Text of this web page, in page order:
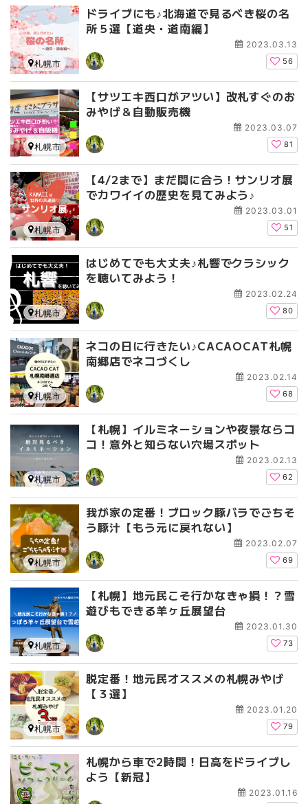
ドライブにも♪北海道で見るべき桜の名
所５選【道央・道南編】
2023.03.13
56
札幌市
【サツエキ西口がアツい】改札すぐのお
みやげ＆自動販売機
2023.03.07
81
札幌市
【4/2まで】まだ間に合う！サンリオ展
でカワイイの歴史を見てみよう♪
2023.03.01
51
札幌市
はじめてでも大丈夫♪札響でクラシック
を聴いてみよう！
2023.02.24
80
札幌市
ネコの日に行きたい♪CACAOCAT札幌
南郷店でネコづくし
2023.02.14
68
札幌市
【札幌】イルミネーションや夜景ならコ
コ！意外と知らない穴場スポット
2023.02.13
62
札幌市
我が家の定番！ブロック豚バラでごちそ
う豚汁【もう元に戻れない】
2023.02.07
69
札幌市
【札幌】地元民こそ行かなきゃ損！？雪
遊びもできる羊ヶ丘展望台
2023.01.30
73
札幌市
脱定番！地元民オススメの札幌みやげ
【３選】
2023.01.20
79
札幌市
札幌から車で2時間！日高をドライブし
よう【新冠】
2023.01.16